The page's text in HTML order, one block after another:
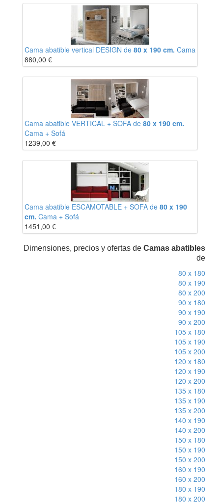
Cama abatible vertical DESIGN de 80 x 190 cm. Cama
880,00 €
Cama abatible VERTICAL + SOFA de 80 x 190 cm.
Cama + Sofá
1239,00 €
Cama abatible ESCAMOTABLE + SOFA de 80 x 190
cm. Cama + Sofá
1451,00 €
Dimensiones, precios y ofertas de Camas abatibles
de
80 x 180
80 x 190
80 x 200
90 x 180
90 x 190
90 x 200
105 x 180
105 x 190
105 x 200
120 x 180
120 x 190
120 x 200
135 x 180
135 x 190
135 x 200
140 x 190
140 x 200
150 x 180
150 x 190
150 x 200
160 x 190
160 x 200
180 x 190
180 x 200